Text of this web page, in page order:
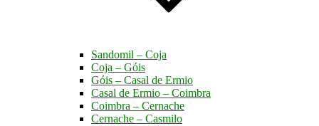
Sandomil – Coja
Coja – Góis
Góis – Casal de Ermio
Casal de Ermio – Coimbra
Coimbra – Cernache
Cernache – Casmilo